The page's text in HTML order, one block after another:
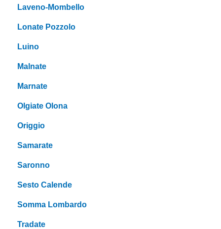
Laveno-Mombello
Lonate Pozzolo
Luino
Malnate
Marnate
Olgiate Olona
Origgio
Samarate
Saronno
Sesto Calende
Somma Lombardo
Tradate